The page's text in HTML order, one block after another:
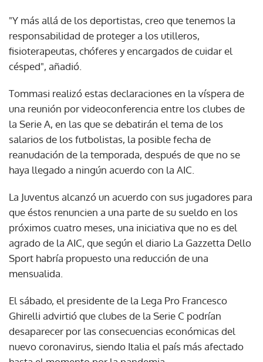
"Y más allá de los deportistas, creo que tenemos la
responsabilidad de proteger a los utilleros,
fisioterapeutas, chóferes y encargados de cuidar el
césped", añadió.
Tommasi realizó estas declaraciones en la víspera de
una reunión por videoconferencia entre los clubes de
la Serie A, en las que se debatirán el tema de los
salarios de los futbolistas, la posible fecha de
reanudación de la temporada, después de que no se
haya llegado a ningún acuerdo con la AIC.
La Juventus alcanzó un acuerdo con sus jugadores para
que éstos renuncien a una parte de su sueldo en los
próximos cuatro meses, una iniciativa que no es del
agrado de la AIC, que según el diario La Gazzetta Dello
Sport habría propuesto una reducción de una
mensualida.
El sábado, el presidente de la Lega Pro Francesco
Ghirelli advirtió que clubes de la Serie C podrían
desaparecer por las consecuencias económicas del
nuevo coronavirus, siendo Italia el país más afectado